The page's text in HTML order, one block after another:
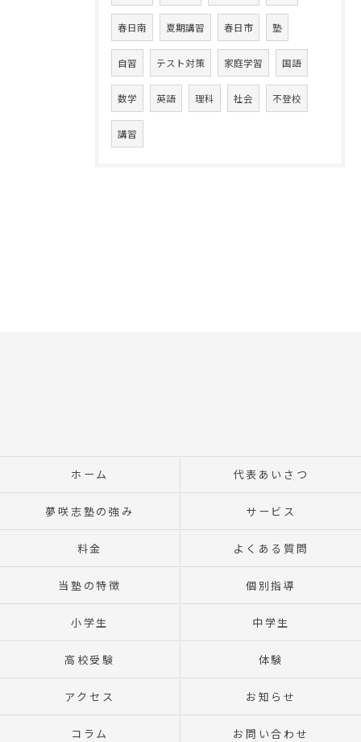
春日南 夏期講習 春日市 塾
自習 テスト対策 家庭学習 国語
数学 英語 理科 社会 不登校
講習
ホーム 代表あいさつ
夢咲志塾の強み サービス
料金 よくある質問
当塾の特徴 個別指導
小学生 中学生
高校受験 体験
アクセス お知らせ
コラム お問い合わせ